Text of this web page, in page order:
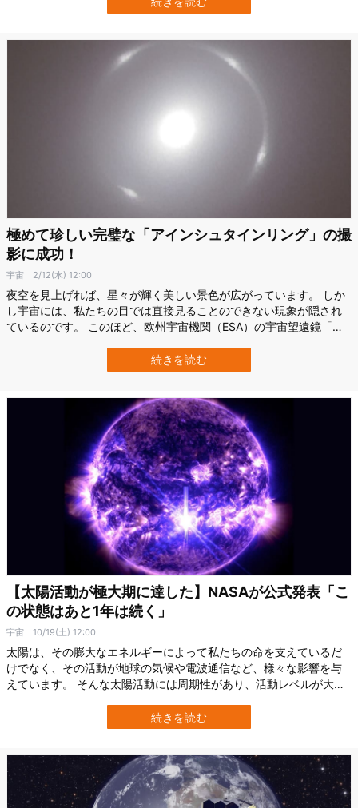
日付で『The Astronomical Journal』に掲…
極めて珍しい完璧な「アインシュタインリング」の撮
影に成功！
宇宙 2/12(水) 12:00
夜空を見上げれば、星々が輝く美しい景色が広がっています。 しか
し宇宙には、私たちの目では直接見ることのできない現象が隠され
ているのです。 このほど、欧州宇宙機関（ESA）の宇宙望遠鏡「ユ
発見されたのは「アインシュタインリング（Einstein Ring）」と呼
ばれる光の輪っかです。 アインシュタインリングの発見はこれまで
続きを読む
【太陽活動が極大期に達した】NASAが公式発表「こ
の状態はあと1年は続く」
宇宙 10/19(土) 12:00
太陽は、その膨大なエネルギーによって私たちの命を支えているだ
けでなく、その活動が地球の気候や電波通信など、様々な影響を与
えています。 そんな太陽活動には周期性があり、活動レベルが大き
て2024年10月15日、NASAは、2019年12月に始まった「第25太陽
周期」において、太陽の活動が最大となる「太陽活動極大期」に達
続きを読む